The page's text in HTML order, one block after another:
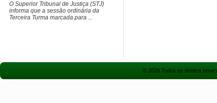
​O Superior Tribunal de Justiça (STJ)
informa que a sessão ordinária da
Terceira Turma marcada para ...
© 2026 Todos os direitos